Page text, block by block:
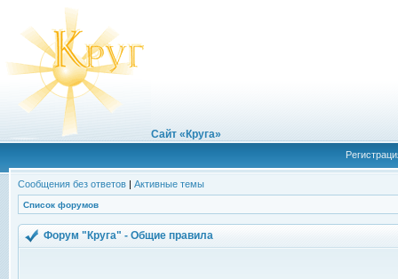
Сайт «Круга»
Сообщения без ответов | Активные темы
Список форумов
Форум "Круга" - Общие правила